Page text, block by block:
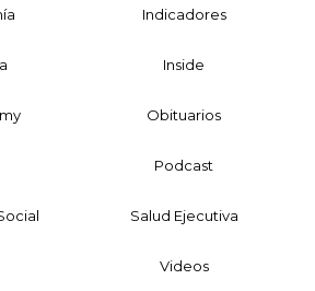
Indicadores
Inside
Obituarios
Podcast
Salud Ejecutiva
Videos